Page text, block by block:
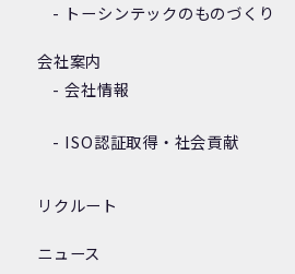
トーシンテックのものづくり
会社案内
会社情報
ISO認証取得・社会貢献
リクルート
ニュース